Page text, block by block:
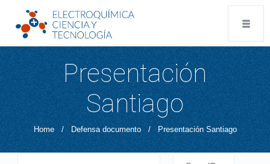
Presentación
Santiago
Home / Defensa documento / Presentación Santiago